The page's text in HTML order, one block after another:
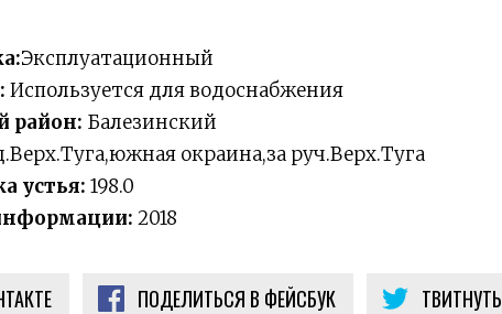
Эксплуатационный
Используется для водоснабжения
район: Балезинский
окраина,за руч.Верх.Туга
устья: 198.0
2018
ПОДЕЛИТЬСЯ В ФЕЙСБУК ТВИТНУТЬ